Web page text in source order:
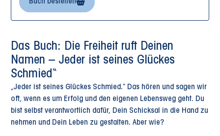
Das Buch: Die Freiheit ruft Deinen
Namen – Jeder ist seines Glückes
Schmied“
„Jeder ist seines Glückes Schmied.“ Das hören und sagen wir
oft, wenn es um Erfolg und den eigenen Lebensweg geht. Du
bist selbst verantwortlich dafür, Dein Schicksal in die Hand zu
nehmen und Dein Leben zu gestalten. Aber wie?